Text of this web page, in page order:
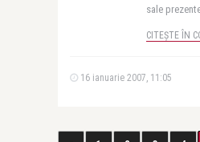
sale
CITEȘTE ÎN
16 ianuarie 2007, 11:05